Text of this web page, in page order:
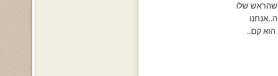
שהראש שלו